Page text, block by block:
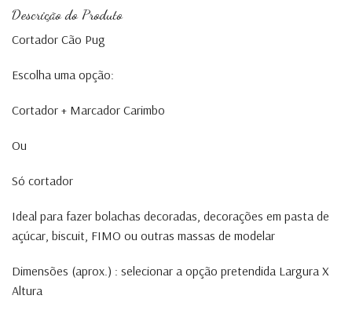
Descrição do Produto
Cortador Cão Pug
Escolha uma opção:
Cortador + Marcador Carimbo
Ou
Só cortador
Ideal para fazer bolachas decoradas, decorações em pasta de
açúcar, biscuit, FIMO ou outras massas de modelar
Dimensões (aprox.) : selecionar a opção pretendida Largura X
Altura